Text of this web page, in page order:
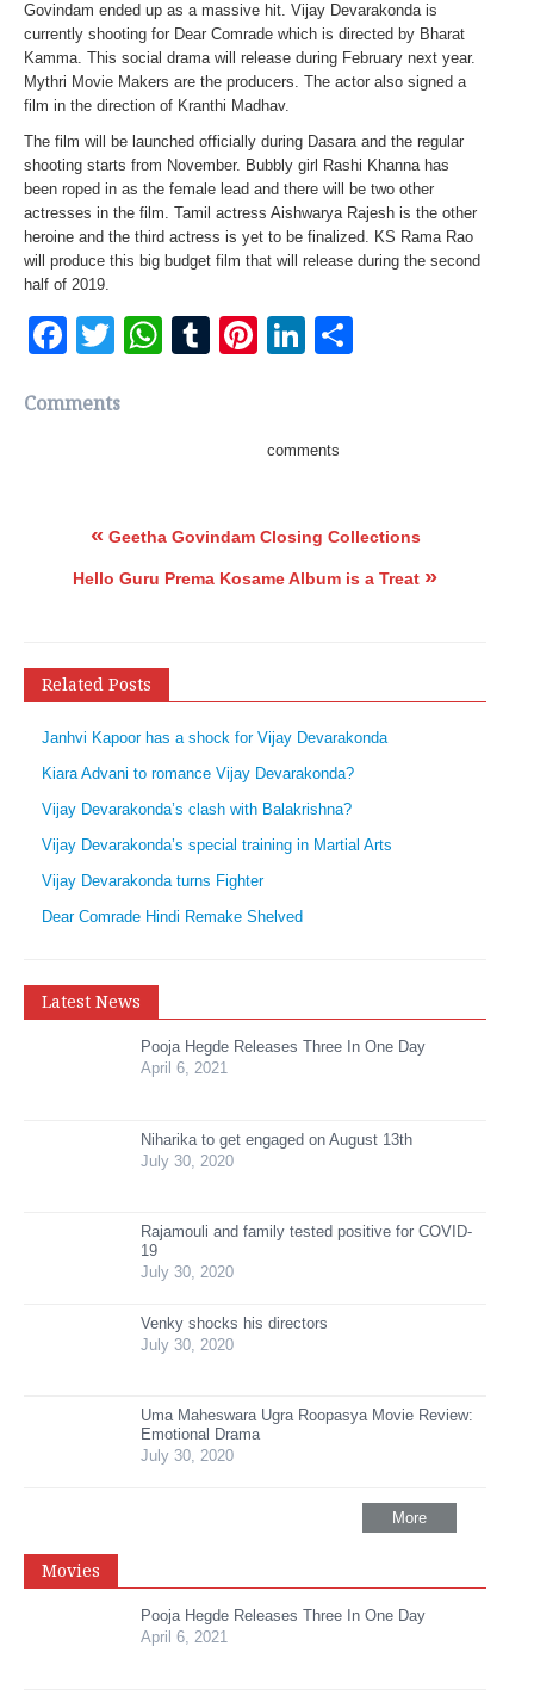
Govindam ended up as a massive hit. Vijay Devarakonda is
currently shooting for Dear Comrade which is directed by Bharat
Kamma. This social drama will release during February next year.
Mythri Movie Makers are the producers. The actor also signed a
film in the direction of Kranthi Madhav.
The film will be launched officially during Dasara and the regular
shooting starts from November. Bubbly girl Rashi Khanna has
been roped in as the female lead and there will be two other
actresses in the film. Tamil actress Aishwarya Rajesh is the other
heroine and the third actress is yet to be finalized. KS Rama Rao
will produce this big budget film that will release during the second
half of 2019.
Facebook
TwitterWhatsApp
TumblrPinterest
LinkedIn
Comments
comments
« Geetha Govindam Closing Collections
Hello Guru Prema Kosame Album is a Treat »
Related Posts
Janhvi Kapoor has a shock for Vijay Devarakonda
Kiara Advani to romance Vijay Devarakonda?
Vijay Devarakonda’s clash with Balakrishna?
Vijay Devarakonda’s special training in Martial Arts
Vijay Devarakonda turns Fighter
Dear Comrade Hindi Remake Shelved
Latest News
Pooja Hegde Releases Three In One Day
April 6, 2021
Niharika to get engaged on August 13th
July 30, 2020
Rajamouli and family tested positive for COVID-
19
July 30, 2020
Venky shocks his directors
July 30, 2020
Uma Maheswara Ugra Roopasya Movie Review:
Emotional Drama
July 30, 2020
More
Movies
Pooja Hegde Releases Three In One Day
April 6, 2021